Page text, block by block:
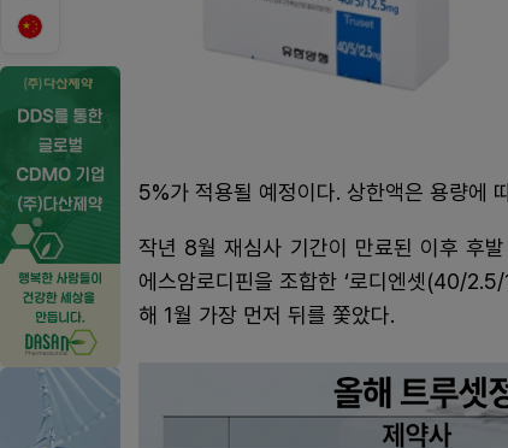
5%가 적용될 예정이다. 상한액은 용량에
작년 8월 재심사 기간이 만료된 이후 후
에스암로디핀을 조합한 ‘로디엔셋(40/
해 1월 가장 먼저 뒤를 쫓았다.